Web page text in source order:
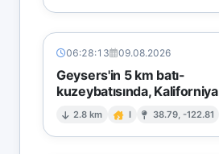
06:28:13 09.08.2026
Geysers'in 5 km batı-
kuzeybatısında, Kaliforniya
2.8 km I 38.79, -122.81